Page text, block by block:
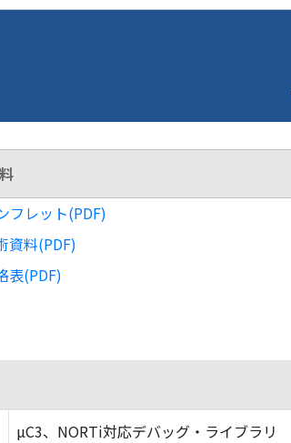
フレット(PDF)
資料(PDF)
表(PDF)
µC3、NORTi対応デバッグ・ライブラリ